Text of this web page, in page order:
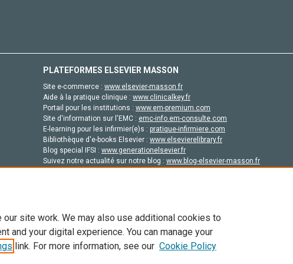
PLATEFORMES ELSEVIER MASSON
Site e-commerce : www.elsevier-masson.fr
Aide à la pratique clinique : www.clinicalkey.fr
Portail pour les institutions : www.em-premium.com
Site d'information sur l'EMC : emc-info.em-consulte.com
E-learning pour les infirmier(e)s : pratique-infirmiere.com
Bibliothèque d'e-books Elsevier : www.elsevierelibrary.fr
Blog special IFSI : www.generationelsevier.fr
Suivez notre actualité sur notre blog : www.blog-elsevier-masson.fr
Elsevier, ses concédants de licence et ses contributeurs. Tout les droits sont réservés,
technologies similaires. Pour tout contenu en libre accès, les conditions de licence
site work. We may also use additional cookies to
and your digital experience. You can manage your
link. For more information, see our Cookie Policy